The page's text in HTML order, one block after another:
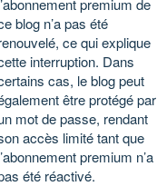
premium de
blog n’a pas été
ce qui explique
interruption. Dans
cas, le blog peut
être protégé par
mot de passe, rendant
accès limité tant que
premium n’a
été réactivé.